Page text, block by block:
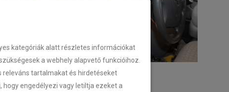
kategóriák alatt részletes információkat
a webhely alapvető funkcióihoz.
tartalmakat és hirdetéseket
engedélyezi vagy letiltja ezeket a